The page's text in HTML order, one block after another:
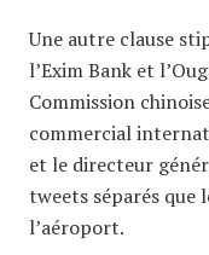
Une autre clause
l’Exim Bank et
Commission
commercial
et le directeur
tweets séparés que
l’aéroport.